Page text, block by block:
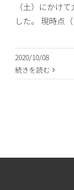
（土）にかけ
した。 現時点
2020/10/08
続きを読む